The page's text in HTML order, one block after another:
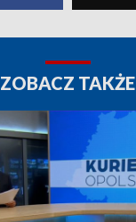
ZOBACZ TAKŻE